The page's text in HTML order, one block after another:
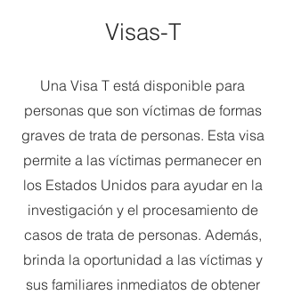
Visas-T
Una Visa T está disponible para
personas que son víctimas de formas
graves de trata de personas. Esta visa
permite a las víctimas permanecer en
los Estados Unidos para ayudar en la
investigación y el procesamiento de
casos de trata de personas. Además,
brinda la oportunidad a las víctimas y
sus familiares inmediatos de obtener